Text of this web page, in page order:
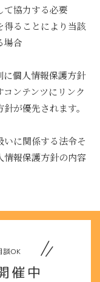
て協力する必要
ることにより当該
場合
に個人情報保護方針
ンテンツにリンク
が優先されます。
いに関係する法令そ
情報保護方針の内容
OK
催中